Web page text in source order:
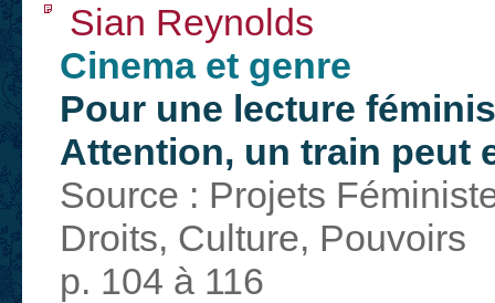
Sian Reynolds
Cinema et genre
Pour une lecture
Attention, un train peut
Source : Projets
Droits, Culture, Pouvoirs
p. 104 à 116